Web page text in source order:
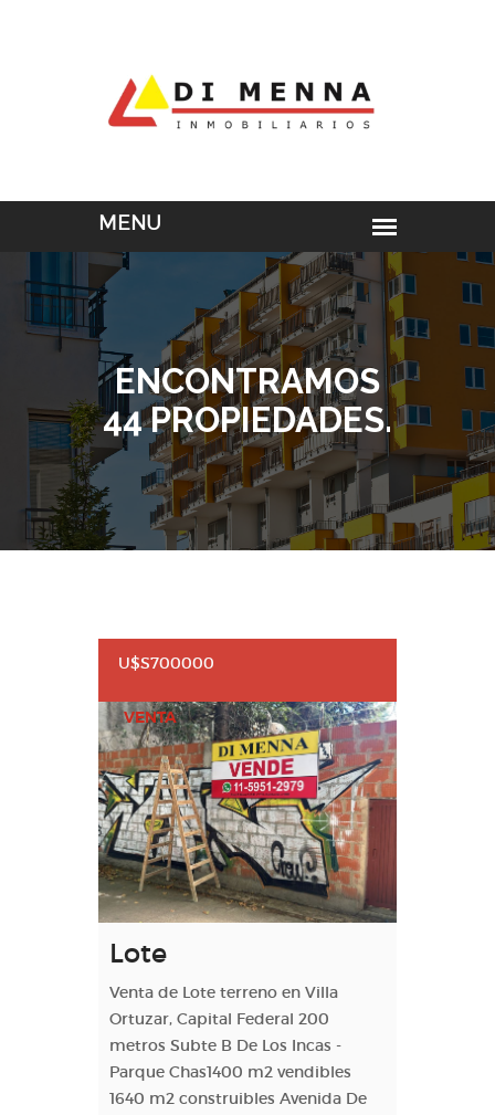
ENCONTRAMOS
44 PROPIEDADES.
U$S700000
VENTA
Lote
Venta de Lote terreno en Villa
Ortuzar, Capital Federal 200
metros Subte B De Los Incas -
Parque Chas1400 m2 vendibles
1640 m2 construibles Avenida De